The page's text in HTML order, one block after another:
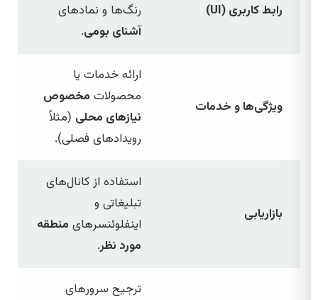
رابط کاربری (UI)
رنگ‌ها و نمادهای
آشنای بومی.
ویژگی‌ها و خدمات
ارائه خدمات یا
محصولات مخصوص
نیازهای محلی (مثلاً
رویدادهای فصلی).
بازاریابی
استفاده از کانال‌های
تبلیغاتی و
اینفلوئنسرهای منطقه
مورد نظر.
ترجیح سرورهای